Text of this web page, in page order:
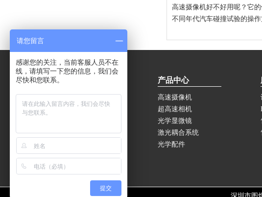
高速摄像机好不好用呢？它
不同年代汽车碰撞试验的操
案例应用
产品中心
高速摄像机
超高速相机
光学显微镜
激光耦合系统
光学配件
请您留言
感谢您的关注，当前客服人员不在
线，请填写一下您的信息，我们会
尽快和您联系。
提交